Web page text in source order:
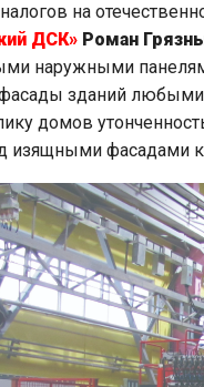
на
ДСК» Роман
наружными
зданий любыми
домов
изящными фасадами